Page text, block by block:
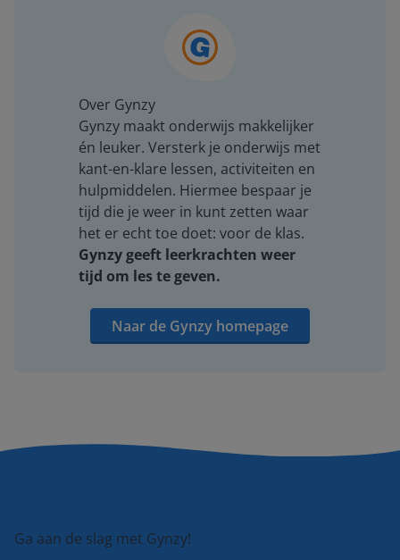
Over Gynzy
Gynzy maakt onderwijs makkelijker
én leuker. Versterk je onderwijs met
kant-en-klare lessen, activiteiten en
hulpmiddelen. Hiermee bespaar je
tijd die je weer in kunt zetten waar
het er echt toe doet: voor de klas.
Gynzy geeft leerkrachten weer
tijd om les te geven.
Naar de Gynzy homepage
Ga aan de slag met Gynzy!